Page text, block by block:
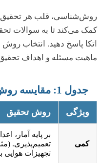
روش‌شناسی، قلب هر
کمک می‌کند تا به سوالات
اتکا پاسخ دهید. انتخاب
ماهیت مسئله و اهداف
جدول 1: مقایسه روش‌های تحقیق کمی و کیفی
ویژگی روش تحقیق
کمی
بر پایه آمار،
تعمیم‌پذیری.
تجهیزات هوایی